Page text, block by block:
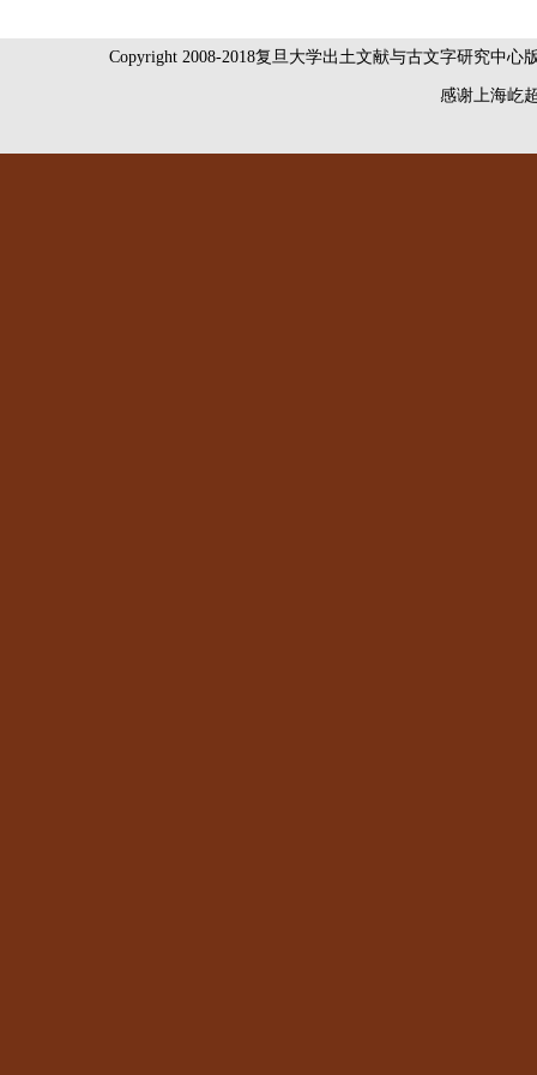
Copyright 2008-2018复旦大学出土文献与古文字研究中
感谢上海屹